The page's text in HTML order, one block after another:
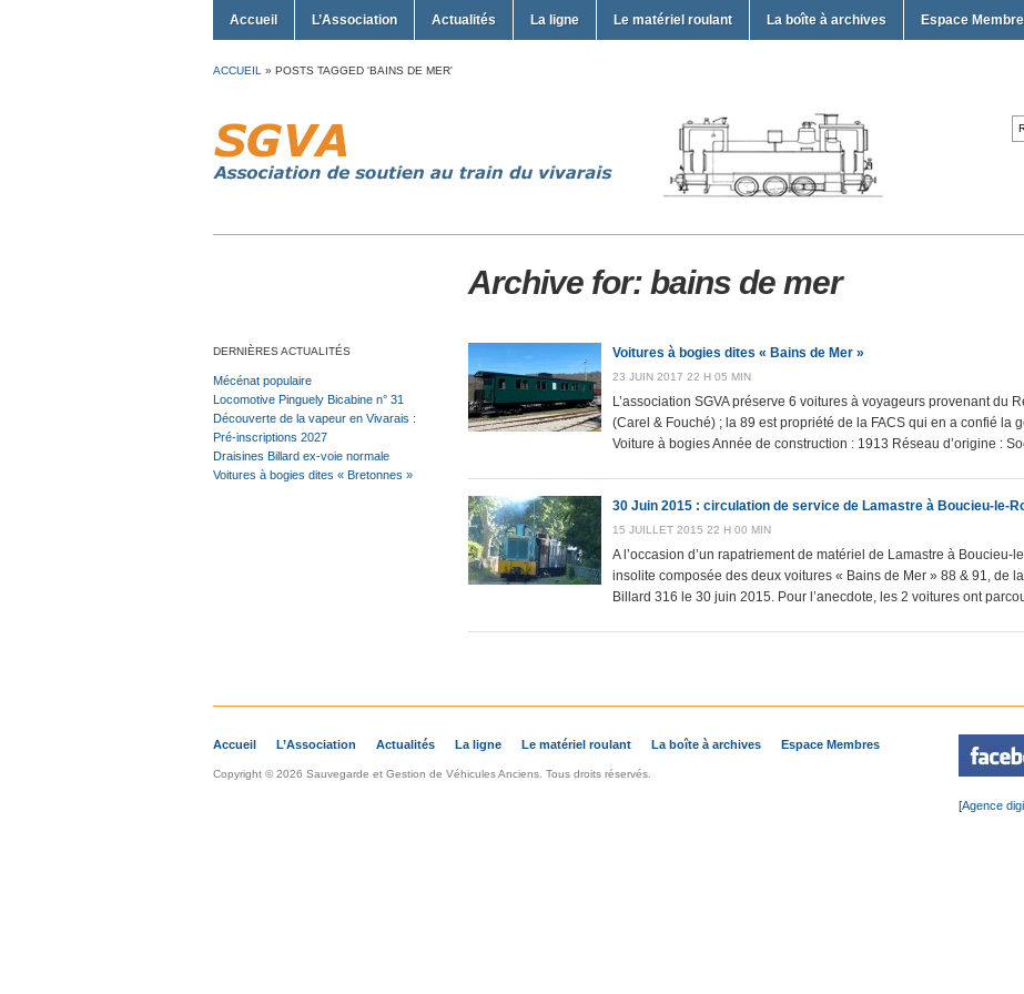
Accueil L’Association Actualités La ligne Le matériel roulant La boîte à archives Espace
ACCUEIL » POSTS TAGGED 'BAINS DE MER'
Archive for: bains de mer
DERNIÈRES ACTUALITÉS
Mécénat populaire
Locomotive Pinguely Bicabine n° 31
Découverte de la vapeur en Vivarais :
Pré-inscriptions 2027
Draisines Billard ex-voie normale
Voitures à bogies dites « Bretonnes »
Voitures à bogies dites « Bains de Mer »
23 JUIN 2017 22 H 05 MIN
L’association SGVA préserve 6 voitures à voyageurs provenant du
(Carel & Fouché) ; la 89 est propriété de la FACS qui en a confié la
Voiture à bogies Année de construction : 1913 Réseau d’origine :
30 Juin 2015 : circulation de service de Lamastre à Boucieu-le-
15 JUILLET 2015 22 H 00 MIN
A l’occasion d’un rapatriement de matériel de Lamastre à
insolite composée des deux voitures « Bains de Mer » 88 & 91, de
Billard 316 le 30 juin 2015. Pour l’anecdote, les 2 voitures ont
[Agence
Accueil L’Association Actualités La ligne Le matériel roulant La boîte à archives Espace Membres
Copyright © 2026 Sauvegarde et Gestion de Véhicules Anciens. Tous droits réservés.